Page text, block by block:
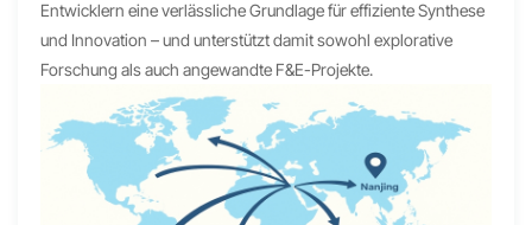
Entwicklern eine verlässliche Grundlage für effiziente Synthese
und Innovation – und unterstützt damit sowohl explorative
Forschung als auch angewandte F&E-Projekte.